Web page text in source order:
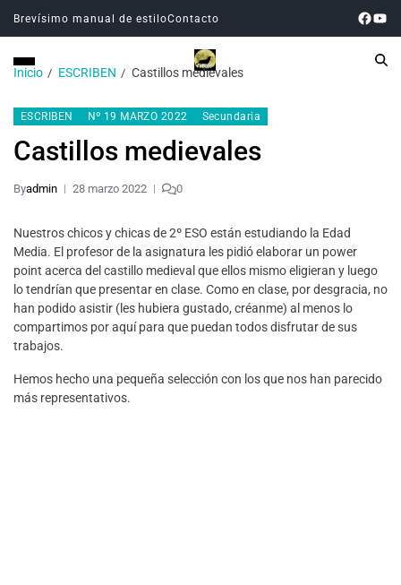
Brevísimo manual de estiloContacto
Inicio ESCRIBEN Castillos medievales
ESCRIBEN Nº 19 MARZO 2022 Secundaria
Castillos medievales
Byadmin 28 marzo 2022 0
Nuestros chicos y chicas de 2º ESO están estudiando la Edad
Media. El profesor de la asignatura les pidió elaborar un power
point acerca del castillo medieval que ellos mismo eligieran y luego
lo tendrían que presentar en clase. Como en clase, por desgracia, no
han podido asistir (les hubiera gustado, créanme) al menos lo
compartimos por aquí para que puedan todos disfrutar de sus
trabajos.
Hemos hecho una pequeña selección con los que nos han parecido
más representativos.